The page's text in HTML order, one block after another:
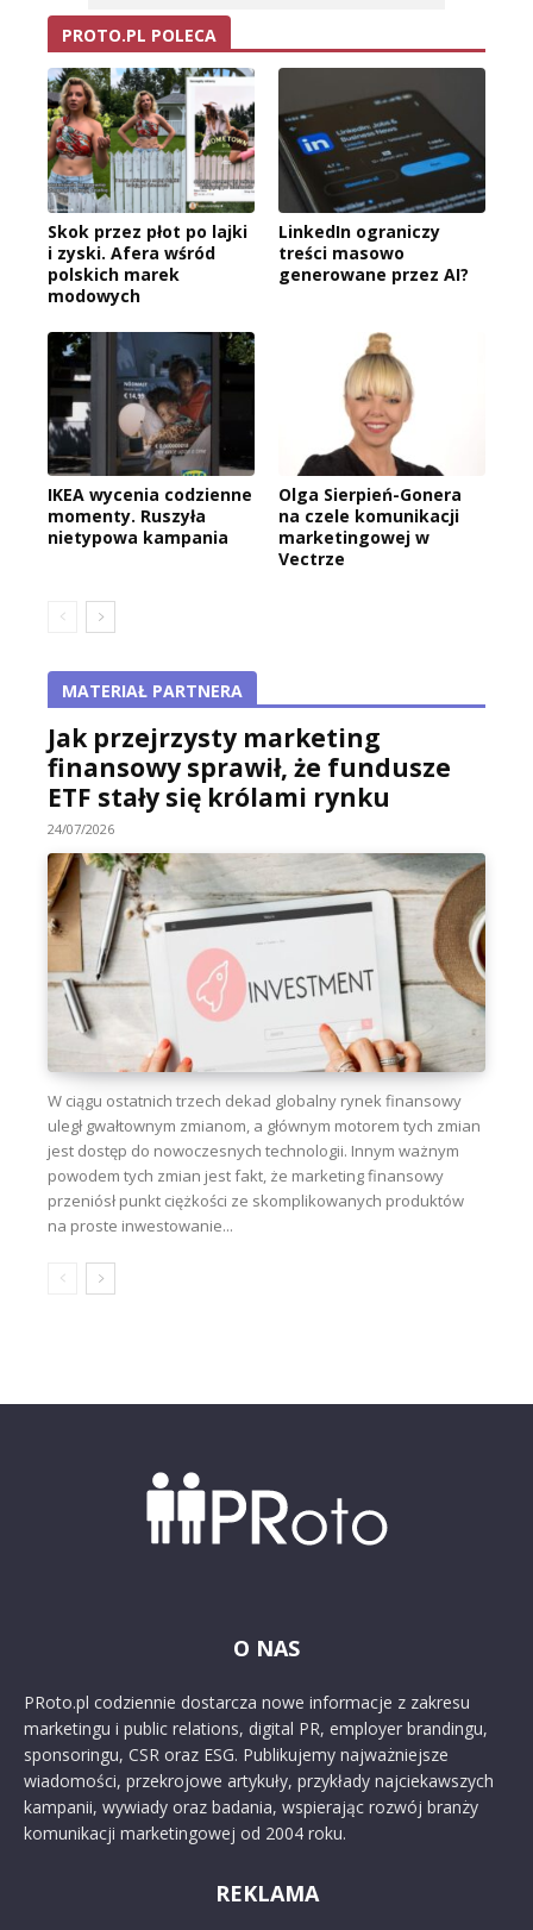
PROTO.PL POLECA
Skok przez płot po lajki
i zyski. Afera wśród
polskich marek
modowych
LinkedIn ograniczy
treści masowo
generowane przez AI?
IKEA wycenia codzienne
momenty. Ruszyła
nietypowa kampania
Olga Sierpień-Gonera
na czele komunikacji
marketingowej w
Vectrze
MATERIAŁ PARTNERA
Jak przejrzysty marketing
finansowy sprawił, że fundusze
ETF stały się królami rynku
24/07/2026
W ciągu ostatnich trzech dekad globalny rynek finansowy
uległ gwałtownym zmianom, a głównym motorem tych zmian
jest dostęp do nowoczesnych technologii. Innym ważnym
powodem tych zmian jest fakt, że marketing finansowy
przeniósł punkt ciężkości ze skomplikowanych produktów
na proste inwestowanie...
O NAS
PRoto.pl codziennie dostarcza nowe informacje z zakresu
marketingu i public relations, digital PR, employer brandingu,
sponsoringu, CSR oraz ESG. Publikujemy najważniejsze
wiadomości, przekrojowe artykuły, przykłady najciekawszych
kampanii, wywiady oraz badania, wspierając rozwój branży
komunikacji marketingowej od 2004 roku.
REKLAMA